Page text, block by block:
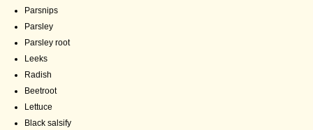
Parsnips
Parsley
Parsley root
Leeks
Radish
Beetroot
Lettuce
Black salsify